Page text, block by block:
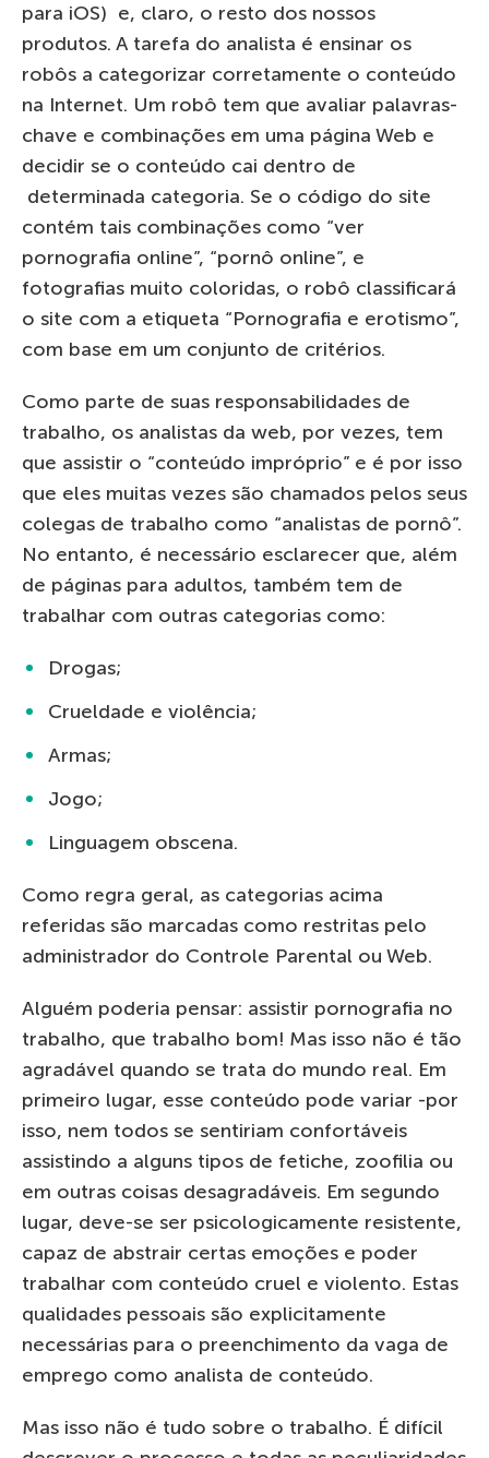
para iOS) e, claro, o resto dos nossos
produtos. A tarefa do analista é ensinar os
robôs a categorizar corretamente o conteúdo
na Internet. Um robô tem que avaliar palavras-
chave e combinações em uma página Web e
decidir se o conteúdo cai dentro de
determinada categoria. Se o código do site
contém tais combinações como “ver
pornografia online”, “pornô online”, e
fotografias muito coloridas, o robô classificará
o site com a etiqueta “Pornografia e erotismo”,
com base em um conjunto de critérios.
Como parte de suas responsabilidades de
trabalho, os analistas da web, por vezes, tem
que assistir o “conteúdo impróprio” e é por isso
que eles muitas vezes são chamados pelos seus
colegas de trabalho como “analistas de pornô”.
No entanto, é necessário esclarecer que, além
de páginas para adultos, também tem de
trabalhar com outras categorias como:
Drogas;
Crueldade e violência;
Armas;
Jogo;
Linguagem obscena.
Como regra geral, as categorias acima
referidas são marcadas como restritas pelo
administrador do Controle Parental ou Web.
Alguém poderia pensar: assistir pornografia no
trabalho, que trabalho bom! Mas isso não é tão
agradável quando se trata do mundo real. Em
primeiro lugar, esse conteúdo pode variar -por
isso, nem todos se sentiriam confortáveis
assistindo a alguns tipos de fetiche, zoofilia ou
em outras coisas desagradáveis. Em segundo
lugar, deve-se ser psicologicamente resistente,
capaz de abstrair certas emoções e poder
trabalhar com conteúdo cruel e violento. Estas
qualidades pessoais são explicitamente
necessárias para o preenchimento da vaga de
emprego como analista de conteúdo.
Mas isso não é tudo sobre o trabalho. É difícil